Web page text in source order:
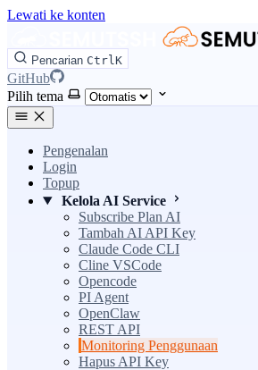
Lewati ke konten
Pencarian CtrlK
GitHub
Pilih tema
Pengenalan
Login
Topup
Kelola AI Service
Subscribe Plan AI
Tambah AI API Key
Claude Code CLI
Cline VSCode
Opencode
PI Agent
OpenClaw
REST API
Monitoring Penggunaan
Hapus API Key